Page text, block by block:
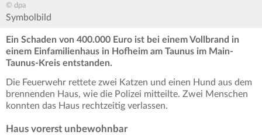
© dpa
Symbolbild
Ein Schaden von 400.000 Euro ist bei einem Vollbrand in
einem Einfamilienhaus in Hofheim am Taunus im Main-
Taunus-Kreis entstanden.
Die Feuerwehr rettete zwei Katzen und einen Hund aus dem
brennenden Haus, wie die Polizei mitteilte. Zwei Menschen
konnten das Haus rechtzeitig verlassen.
Haus vorerst unbewohnbar